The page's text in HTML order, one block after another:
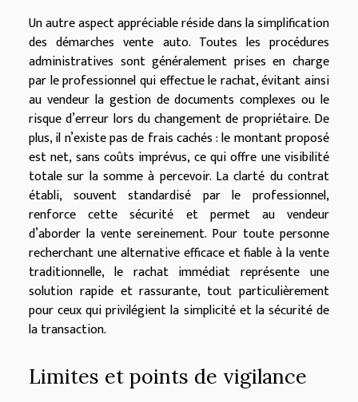
Un autre aspect appréciable réside dans la simplification
des démarches vente auto. Toutes les procédures
administratives sont généralement prises en charge
par le professionnel qui effectue le rachat, évitant ainsi
au vendeur la gestion de documents complexes ou le
risque d’erreur lors du changement de propriétaire. De
plus, il n’existe pas de frais cachés : le montant proposé
est net, sans coûts imprévus, ce qui offre une visibilité
totale sur la somme à percevoir. La clarté du contrat
établi, souvent standardisé par le professionnel,
renforce cette sécurité et permet au vendeur
d’aborder la vente sereinement. Pour toute personne
recherchant une alternative efficace et fiable à la vente
traditionnelle, le rachat immédiat représente une
solution rapide et rassurante, tout particulièrement
pour ceux qui privilégient la simplicité et la sécurité de
la transaction.
Limites et points de vigilance